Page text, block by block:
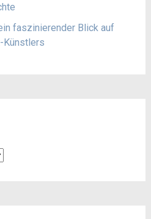
faszinierender Blick auf
Künstlers